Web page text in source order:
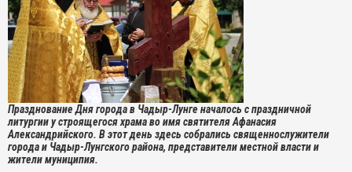
Празднование Дня города в Чадыр-Лунге началось с праздничной
литургии у строящегося храма во имя святителя Афанасия
Александрийского. В этот день здесь собрались священнослужители
города и Чадыр-Лунгского района, представители местной власти и
жители муниципия.